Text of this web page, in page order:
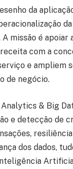
da
A missão é
com a
e ampliem
de negócio.
& Big
e detecção de
dos dados,